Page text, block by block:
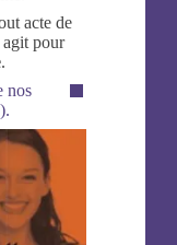
acte de
agit pour
.
nos